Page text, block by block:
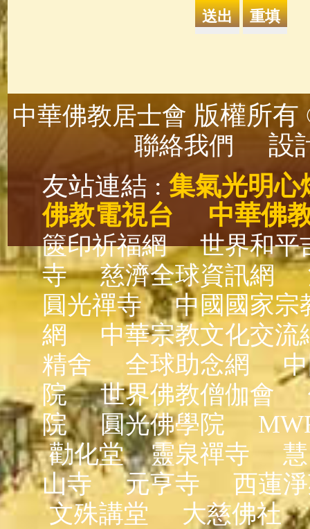
中華佛教居士會 版權所
聯絡我們
設
友站連結 : 集氣光明心
佛教電視台
中華佛
篋印祈福網
世界和平
寺
慈濟全球資訊網
圓光禪寺
中國國家宗
網
中華宗教文化交流
精舍
全球助念網
院
世界佛教僧伽會
院
圓光佛學院
勸化堂
靈泉禪寺
山寺
元亨寺
西蓮
文殊講堂
大慈佛社